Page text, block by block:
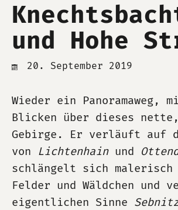
und Hohe
20. September 2019
Wieder ein Panoramaweg,
Blicken über dieses
Gebirge. Er verläuft auf
von Lichtenhainund
schlängelt sich malerisch
Felder und Wäldchen und
eigentlichen Sinne